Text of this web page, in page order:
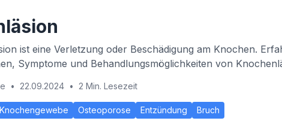
ist eine Verletzung oder Beschädigung am Knochen.
Symptome und Behandlungsmöglichkeiten von
• 22.09.2024 • 2 Min. Lesezeit
Knochengewebe Osteoporose Entzündung Bruch